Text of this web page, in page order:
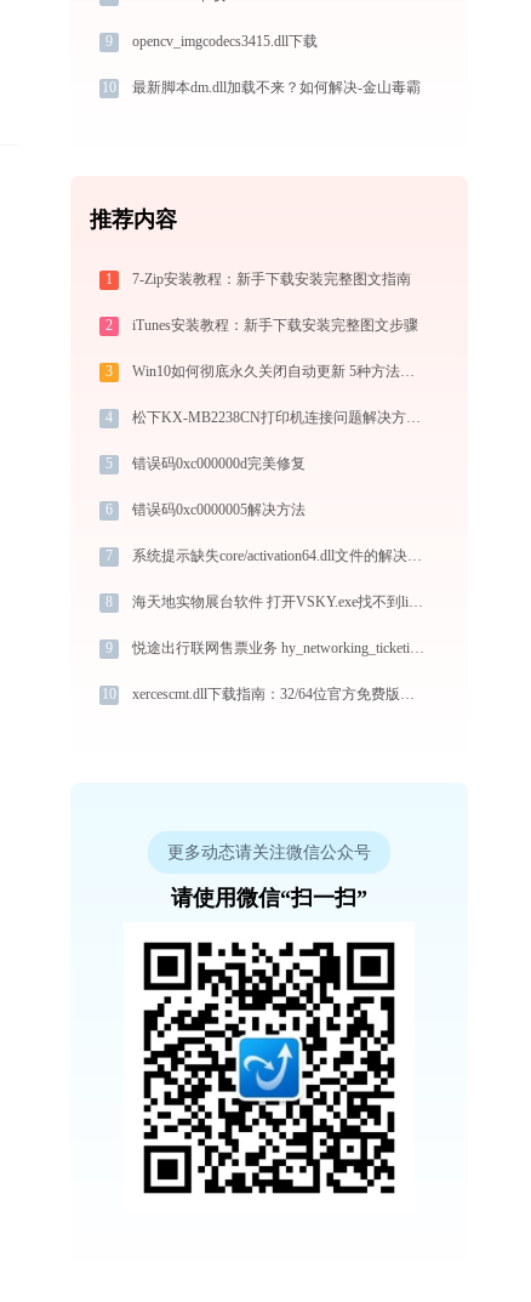
9 opencv_imgcodecs3415.dll下载
10 最新脚本dm.dll加载不来？如何解决-金山毒霸
推荐内容
1 7-Zip安装教程：新手下载安装完整图文指南
2 iTunes安装教程：新手下载安装完整图文步骤
3 Win10如何彻底永久关闭自动更新 5种方法教你永久关闭win10自动更新
4 松下KX-MB2238CN打印机连接问题解决方法 - 金山毒霸
5 错误码0xc000000d完美修复
6 错误码0xc0000005解决方法
7 系统提示缺失core/activation64.dll文件的解决方法
8 海天地实物展台软件 打开VSKY.exe找不到libzbar-0.dll怎么办
9 悦途出行联网售票业务 hy_networking_ticketing_system.exe加载basesystem.dll文件丢失处理办法
10 xercescmt.dll下载指南：32/64位官方免费版，解决DLL缺失问题
更多动态请关注微信公众号
请使用微信“扫一扫”